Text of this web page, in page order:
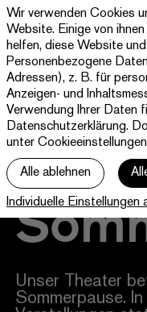
Theater
Paderborn
Westfälische
Kammerspiele
Programm &
Abos
jott
Ihr Besuch
Haus
Unser Theater
Sommerpause.
Wir verwenden Cookies
Website. Einige von
helfen, diese Website
Personenbezogene
Adressen), z. B. für
Anzeigen- und
Verwendung Ihrer Daten
Datenschutzerklärung.
unter
Alle ablehnen
Individuelle Einstellungen